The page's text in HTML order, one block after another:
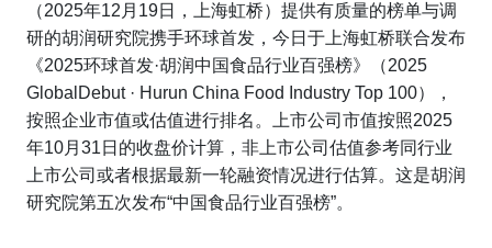
（2025年12月19日，上海虹桥） 提供有质量的榜单与调
研的胡润研究院携手环球首发，今日于上海虹桥联合发布
《2025环球首发·胡润中国食品行业百强榜》（2025
GlobalDebut· Hurun China Food Industry Top 100），
按照企业市值或估值进行排名。上市公司市值按照2025
年10月31日的收盘价计算，非上市公司估值参考同行业
上市公司或者根据最新一轮融资情况进行估算。这是胡润
研究院第五次发布“中国食品行业百强榜”。